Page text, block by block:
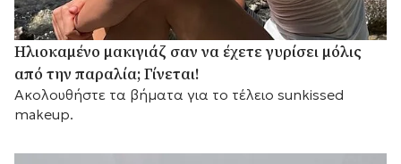
Ηλιοκαμένο μακιγιάζ σαν να έχετε γυρίσει μόλις
από την παραλία; Γίνεται!
Ακολουθήστε τα βήματα για το τέλειο sunkissed
makeup.